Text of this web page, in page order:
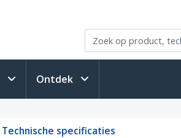
Ontdek
Technische specificaties